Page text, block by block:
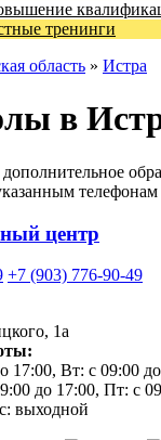
тренинги
область » Истра
в
центр
+7 (903) 776-90-49
1а
17:00, Вт: с 09:00
до 17:00, Пт: с
выходной